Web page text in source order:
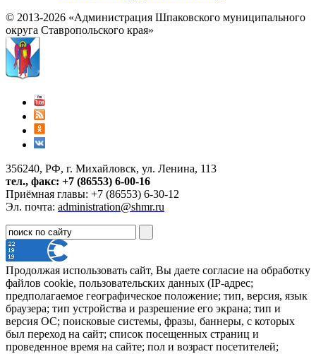
© 2013-2026 «Администрация Шпаковского муниципального
округа Ставропольского края»
356240, РФ, г. Михайловск, ул. Ленина, 113
тел., факс: +7 (86553) 6-00-16
Приёмная главы: +7 (86553) 6-30-12
Эл. почта: administration@shmr.ru
Продолжая использовать сайт, Вы даете согласие на обработку
файлов cookie, пользовательских данных (IP-адрес;
предполагаемое географическое положение; тип, версия, язык
браузера; тип устройства и разрешение его экрана; тип и
версия ОС; поисковые системы, фразы, баннеры, с которых
был переход на сайт; список посещенных страниц и
проведенное время на сайте; пол и возраст посетителей;